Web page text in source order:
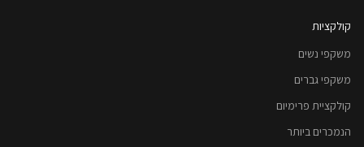
קולקציות
משקפי נשים
משקפי גברים
קולקציית פרימיום
הנמכרים ביותר